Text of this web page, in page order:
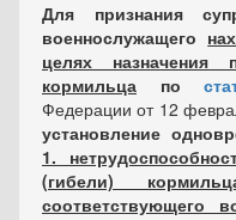
Для признания
военнослужащего
целях
кормильца по
Федерации от 12
установление
1.
(гибели)
соответствующего